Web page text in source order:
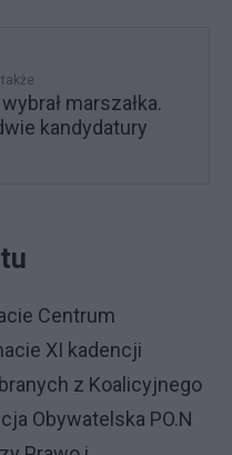
marszałka.
kandydatury
Centrum
XI kadencji
z Koalicyjnego
Obywatelska PO.N